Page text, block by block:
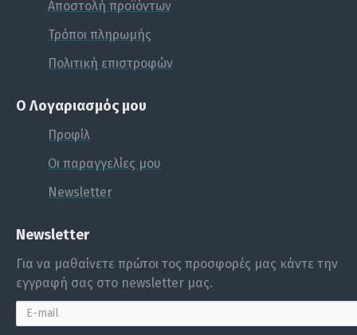
Αποστολή προϊόντων
Τρόποι πληρωμής
Πολιτική επιστροφών
Ο Λογαριασμός μου
Προφίλ
Οι παραγγελίες μου
Newsletter
Newsletter
Για να μαθαίνετε πρώτοι τος προσφορές μας κάντε την
εγγραφή σας στο newsletter μας.